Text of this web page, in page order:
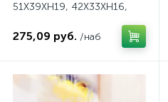
51X39XH19, 42X33XH16,
выбеленный, арт.
275,09 руб. /наб